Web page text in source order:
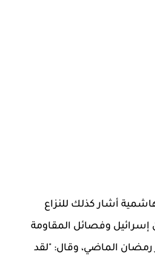
أشار كذلك للنزاع
وفصائل المقاومة
الماضي، وقال: "لقد